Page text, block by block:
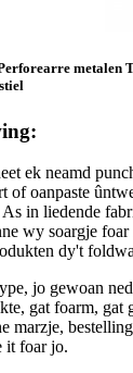
metalen
ek neamd
of oanpaste
in liedende
wy ​​soargje
dy't
jo gewoan
gat foarm, gat
marzje,
it foar jo.